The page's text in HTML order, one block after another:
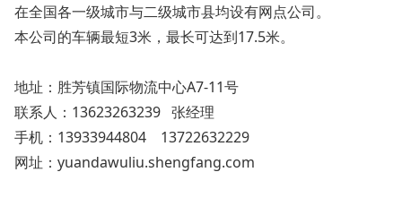
在全国各一级城市与二级城市县均设有网点公司。
本公司的车辆最短3米，最长可达到17.5米。
地址：胜芳镇国际物流中心A7-11号
联系人：13623263239 张经理
手机：13933944804 13722632229
网址： yuandawuliu.shengfang.com